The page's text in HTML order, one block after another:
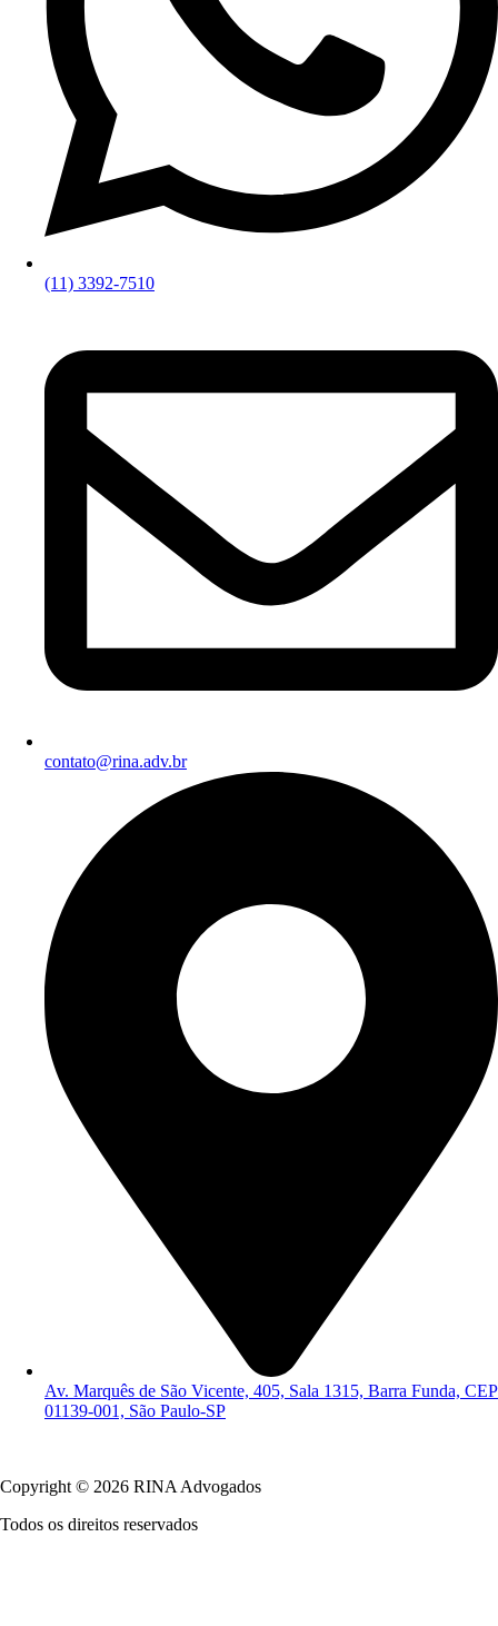
(11) 3392-7510
contato@rina.adv.br
Av. Marquês de São Vicente, 405, Sala 1315, Barra Funda, CEP
01139-001, São Paulo-SP
Copyright © 2026 RINA Advogados
Todos os direitos reservados